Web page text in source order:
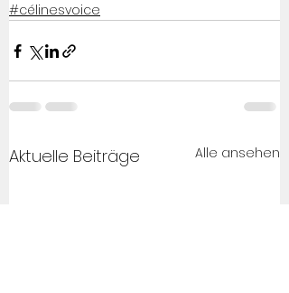
#célinesvoice
Aktuelle Beiträge Alle ansehen